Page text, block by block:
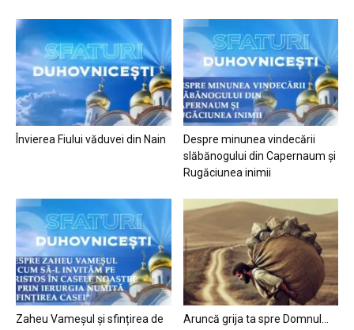
Învierea Fiului văduvei din Nain
Despre minunea vindecării
slăbănogului din Capernaum și
Rugăciunea inimii
Zaheu Vameșul și sfințirea de
Aruncă grija ta spre Domnul…